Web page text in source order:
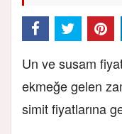
Un ve susam
ekmeğe gelen
simit fiyatlarına